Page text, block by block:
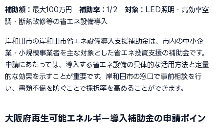
補助額： 最大100万円 補助率： 1/2 対象： LED照明・高効率空
調・断熱改修等の省エネ設備導入
岸和田市の岸和田市省エネ設備導入支援補助金は、市内の中小企
業・小規模事業者を主な対象とした省エネ投資支援の補助金です。
申請にあたっては、導入する省エネ設備の具体的な活用方法と定量
的な効果を示すことが重要です。岸和田市の窓口で事前相談を行
い、書類不備を防ぐことで採択率を高めることができます。
大阪府再生可能エネルギー導入補助金の申請ポイン